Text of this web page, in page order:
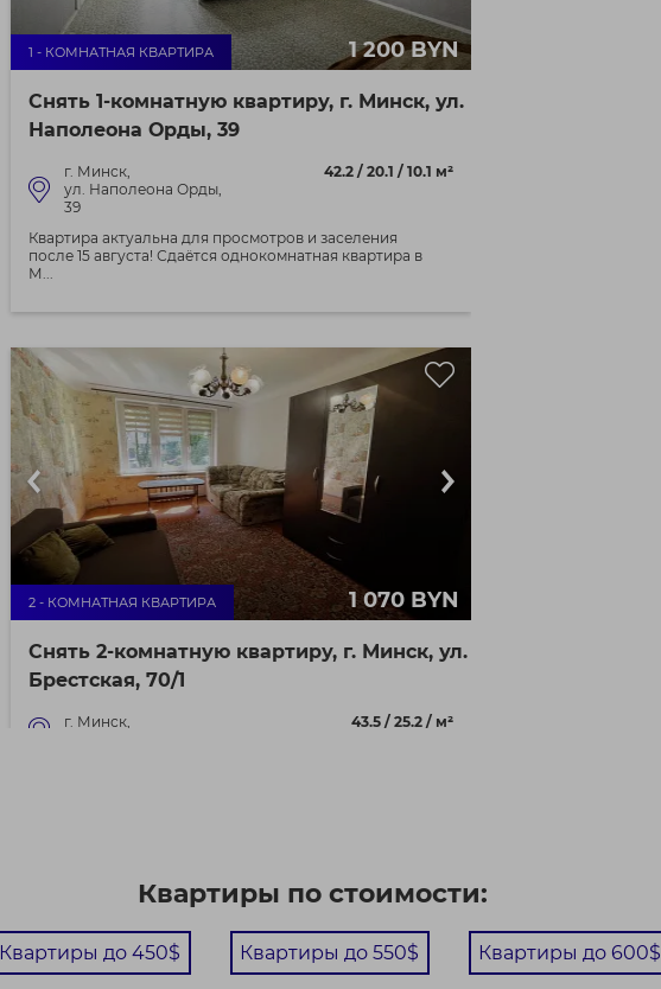
1 - КОМНАТНАЯ КВАРТИРА 1 200 BYN
Снять 1-комнатную квартиру, г. Минск, ул.
Наполеона Орды, 39
г. Минск,
ул. Наполеона Орды,
39
42.2 / 20.1 / 10.1 м²
Квартира актуальна для просмотров и заселения
после 15 августа! Сдаётся однокомнатная квартира в
М...
2 - КОМНАТНАЯ КВАРТИРА 1 070 BYN
Снять 2-комнатную квартиру, г. Минск, ул.
Брестская, 70/1
г. Минск,
43.5 / 25.2 / м²
Квартиры по стоимости:
Квартиры до 450$ Квартиры до 550$ Квартиры до 600$